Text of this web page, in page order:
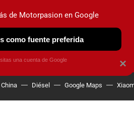
OBSERVATORIO
China Diésel Google Maps
×
de Motorpasion en Google
como fuente preferida
una cuenta de Google